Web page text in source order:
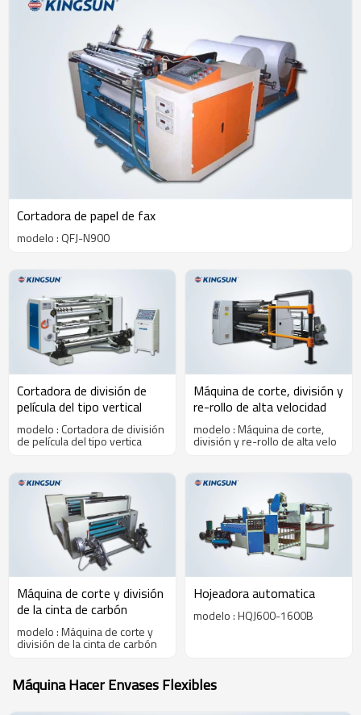
Cortadora de papel de fax
modelo : QFJ-N900
Cortadora de división de
película del tipo vertical
modelo : Cortadora de división
de película del tipo vertica
Máquina de corte, división y
re-rollo de alta velocidad
modelo : Máquina de corte,
división y re-rollo de alta velo
Máquina de corte y división
de la cinta de carbón
modelo : Máquina de corte y
división de la cinta de carbón
Hojeadora automatica
modelo : HQJ600-1600B
Máquina Hacer Envases Flexibles